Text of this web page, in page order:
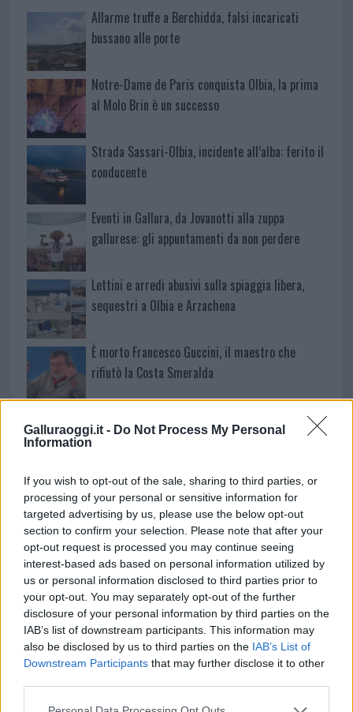
Galluraoggi.it - Do Not Process My Personal
Information
If you wish to opt-out of the sale, sharing to third parties, or
processing of your personal or sensitive information for
targeted advertising by us, please use the below opt-out
section to confirm your selection. Please note that after your
opt-out request is processed you may continue seeing
interest-based ads based on personal information utilized by
us or personal information disclosed to third parties prior to
your opt-out. You may separately opt-out of the further
disclosure of your personal information by third parties on the
IAB’s list of downstream participants. This information may
also be disclosed by us to third parties on the IAB’s List of
Downstream Participants that may further disclose it to other
Please note that this website/app uses one or more Google
Allarme truffe a Berchidda, falsi incaricati
bussano alle porte
Notre-Dame de Paris conquista Olbia, la prima
al Molo Brin è un successo
Strada Sassari-Olbia, incidente all’alba: ferito il
conducente
Eventi in Gallura, da Jovanotti alla zuppa
gallurese: gli appuntamenti da non perdere
Lettini e arredi abusivi sulla spiaggia libera,
sequestri a Olbia e Arzachena
È morto Francesco Guccini, il maestro che
rifiutò la Costa Smeralda
Nuovo sportello rifiuti a Palau, una svolta per gli
utenti
NECROLOGIE
Mario Malu